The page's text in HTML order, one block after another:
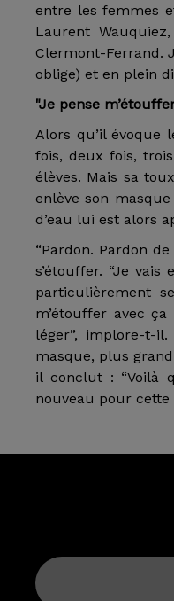
entre les femmes
Laurent
Clermont-Ferrand.
oblige) et en plein
"Je pense
Alors qu’il évoque
fois, deux fois,
élèves. Mais sa
enlève son
d’eau lui est alors
“Pardon. Pardon
s’étouffer. “Je
particulièrement
m’étouffer avec
léger”, implore-t-
masque, plus
il conclut : “Voilà
nouveau pour cette